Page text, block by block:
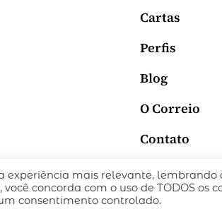
Cartas
Perfis
Blog
O Correio
Contato
PRIVACIDADE TERMOS DE USO
experiência mais relevante, lembrando
concorda com o uso de TODOS os
consentimento controlado.